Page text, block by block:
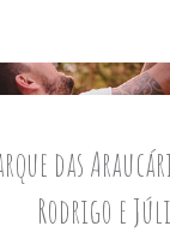
das
Rodrigo e